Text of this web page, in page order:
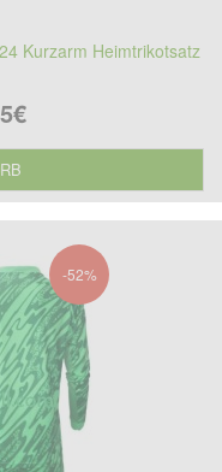
Kurzarm Heimtrikotsatz
-52%